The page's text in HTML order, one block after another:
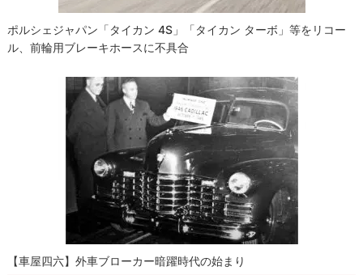
ポルシェジャパン「タイカン 4S」「タイカン ターボ」等をリコー
ル、前輪用ブレーキホースに不具合
【車屋四六】外車ブローカー暗躍時代の始まり